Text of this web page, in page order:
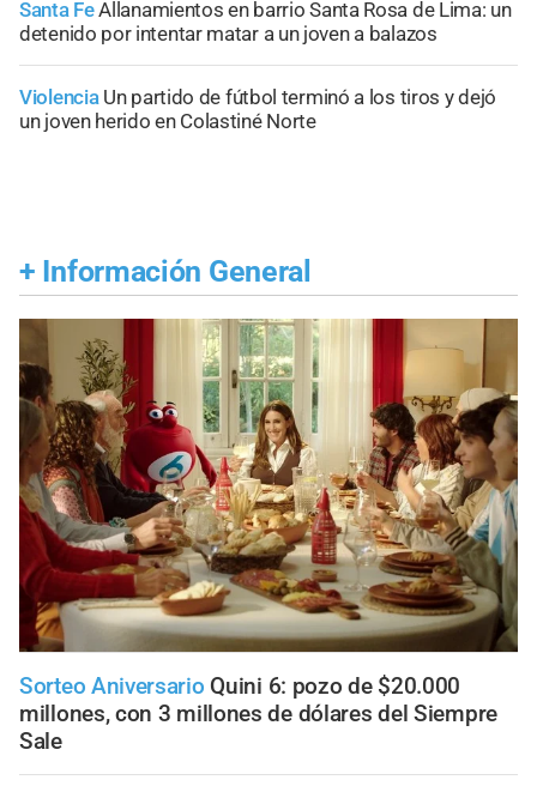
Santa FeAllanamientos en barrio Santa Rosa de Lima: un
detenido por intentar matar a un joven a balazos
Violencia Un partido de fútbol terminó a los tiros y dejó
un joven herido en Colastiné Norte
+ Información General
Sorteo Aniversario Quini 6: pozo de $20.000
millones, con 3 millones de dólares del Siempre
Sale